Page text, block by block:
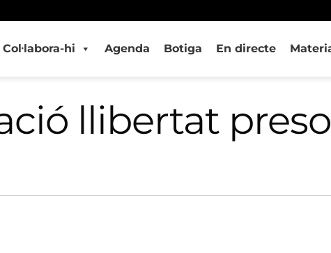
Col·labora-hi Agenda Botiga En directe
llibertat